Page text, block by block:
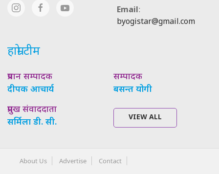
Email:
byogistar@gmail.com
हाम्रो टीम
प्रधान सम्पादक
दीपक आचार्य
सम्पादक
बसन्त योगी
प्रमुख संवाददाता
सर्मिला डी. सी.
VIEW ALL
About Us Advertise Contact